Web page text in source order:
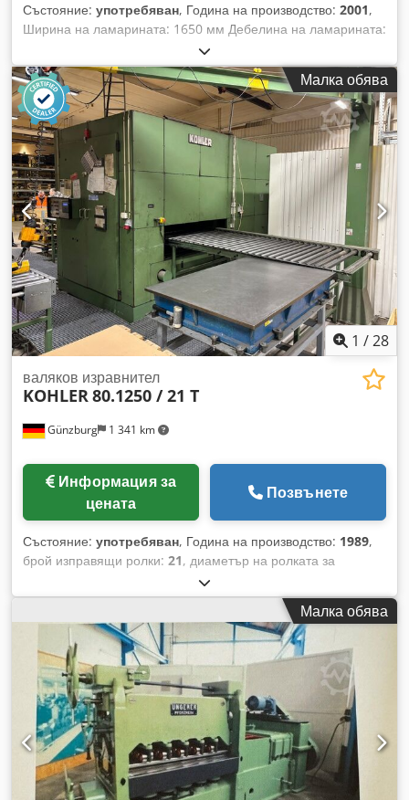
Състояние: употребяван, Година на производство: 2001,
Ширина на ламарината: 1650 мм Дебелина на ламарината:
0,5-3 мм Брой валци: 21 Скорост на изправяне: 0-60 м/мин
Диаметър на изправящите валци: 50 мм Регулиране: 30 мм
Тегло на машината: ок. 24,5 т Необходима площ: ок. 4,5 x 2
x 2,8 м Работно напрежение: 400 V Проходна ширина: 1720
мм Брой опорни валци: 18 Главен задвижващ мотор: 45 kW
Входяща височина: 1250 мм Dcsdpfx Aszafi Noipsk 6-HI
високоефективна изправяща машина с 21 изправящи
валца за фино изправяне на стомана и цветни метали.
Машината разполага с 23 междинни валца и 18 опори.
Дигиталната точност на настройка на валци е 0,01 мм.
Предавателната кутия е подновена през 2021 г.
Малка обява
1 /28
Günzburg 1 341 km
валяков изравнител
KOHLER80.1250 / 21 T
Информация за
цената
Позвънете
Състояние: употребяван, Година на производство: 1989,
брой изправящи ролки: 21, диаметър на ролката за
, максимална дебелина на стоманен лист:
10 мм, максимална ширина на продукта:1 250 мм, Ширина
на листа: 1250 mm Дебелина на листа: 10 mm Брой
валове: 21 бр. Dedpfxjyykyhs Aipock Диаметър на
валовете: 80 mm Скорост на лентата: 12 m/min
Подравняем напречен разрез: 5700 mm² Обща
необходима мощност: 60 kW Оборудване: Работна посока:
отляво надясно Вход на лентата: отляво Регулиране на
скоростта на лентата: трифазен двигател Измервателно
устройство: дигитален дисплей Регулиране на стойката на
валовете: моторизирано Позициониращо управление:
TWIN-Control Бърза смяна: хидравлична
Малка обява